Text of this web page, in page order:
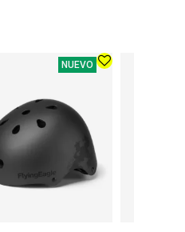
NUEVO